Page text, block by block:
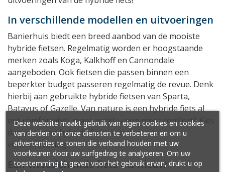
In verschillende modellen en uitvoeringen
Banierhuis biedt een breed aanbod van de mooiste
hybride fietsen. Regelmatig worden er hoogstaande
merken zoals Koga, Kalkhoff en Cannondale
aangeboden. Ook fietsen die passen binnen een
beperkter budget passeren regelmatig de revue. Denk
hierbij aan gebruikte hybride fietsen van Sparta,
Batavus of Gazelle. Van nature is een hybride fiets al
erg comfortabel, maar zoekt u nog meer comfort? Kies
dan voor een hybride fiets voorzien van
voorvorkvering.
Een tweedehands fiets als nieuw
Deze website maakt gebruik van eigen cookies en cookies
van derden om onze diensten te verbeteren en om u
advertenties te tonen die verband houden met uw
voorkeuren door uw surfgedrag te analyseren. Om uw
toestemming te geven voor het gebruik ervan, drukt u op